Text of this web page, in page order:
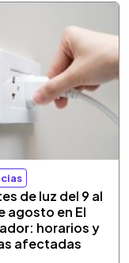
de luz del 9 al
agosto en El
horarios y
afectadas